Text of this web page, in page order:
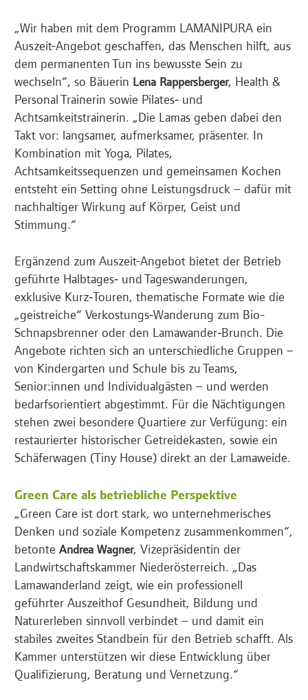
„Wir haben mit dem Programm LAMANIPURA ein
Auszeit-Angebot geschaffen, das Menschen hilft, aus
dem permanenten Tun ins bewusste Sein zu
wechseln“, so Bäuerin Lena Rappersberger, Health &
Personal Trainerin sowie Pilates‑ und
Achtsamkeitstrainerin. „Die Lamas geben dabei den
Takt vor: langsamer, aufmerksamer, präsenter. In
Kombination mit Yoga, Pilates,
Achtsamkeitssequenzen und gemeinsamen Kochen
entsteht ein Setting ohne Leistungsdruck – dafür mit
nachhaltiger Wirkung auf Körper, Geist und
Stimmung.“
Ergänzend zum Auszeit-Angebot bietet der Betrieb
geführte Halbtages‑ und Tageswanderungen,
exklusive Kurz‑Touren, thematische Formate wie die
„geistreiche“ Verkostungs‑Wanderung zum Bio-
Schnapsbrenner oder den Lamawander‑Brunch. Die
Angebote richten sich an unterschiedliche Gruppen –
von Kindergarten und Schule bis zu Teams,
Senior:innen und Individualgästen – und werden
bedarfsorientiert abgestimmt. Für die Nächtigungen
stehen zwei besondere Quartiere zur Verfügung: ein
restaurierter historischer Getreidekasten, sowie ein
Schäferwagen (Tiny House) direkt an der Lamaweide.
Green Care als betriebliche Perspektive
„Green Care ist dort stark, wo unternehmerisches
Denken und soziale Kompetenz zusammenkommen“,
betonte Andrea Wagner, Vizepräsidentin der
Landwirtschaftskammer Niederösterreich. „Das
Lamawanderland zeigt, wie ein professionell
geführter Auszeithof Gesundheit, Bildung und
Naturerleben sinnvoll verbindet – und damit ein
stabiles zweites Standbein für den Betrieb schafft. Als
Kammer unterstützen wir diese Entwicklung über
Qualifizierung, Beratung und Vernetzung.“